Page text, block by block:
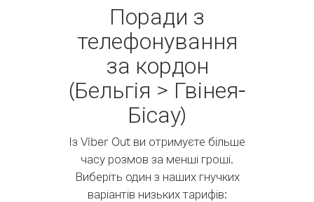
Поради з
телефонування
за кордон
(Бельгія > Гвінея-
Бісау)
Із Viber Out ви отримуєте більше
часу розмов за менші гроші.
Виберіть один з наших гнучких
варіантів низьких тарифів: